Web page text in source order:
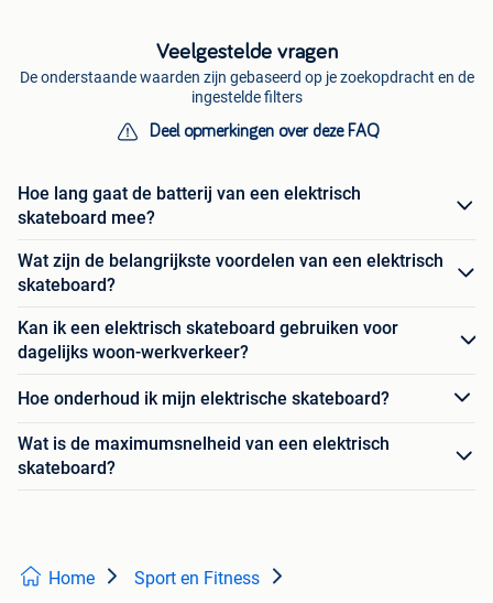
Veelgestelde vragen
De onderstaande waarden zijn gebaseerd op je zoekopdracht en de
ingestelde filters
Deel opmerkingen over deze FAQ
Hoe lang gaat de batterij van een elektrisch
skateboard mee?
Wat zijn de belangrijkste voordelen van een elektrisch
skateboard?
Kan ik een elektrisch skateboard gebruiken voor
dagelijks woon-werkverkeer?
Hoe onderhoud ik mijn elektrische skateboard?
Wat is de maximumsnelheid van een elektrisch
skateboard?
Home Sport en Fitness